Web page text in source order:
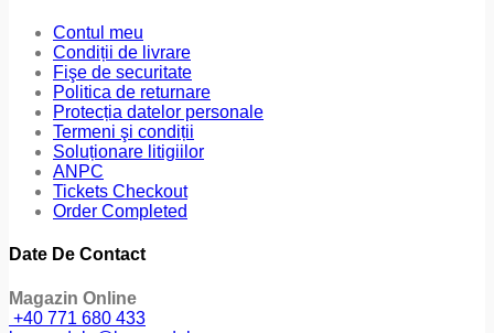
Contul meu
Condiții de livrare
Fişe de securitate
Politica de returnare
Protecția datelor personale
Termeni şi condiții
Soluționare litigiilor
ANPC
Tickets Checkout
Order Completed
Date De Contact
Magazin Online
+40 771 680 433